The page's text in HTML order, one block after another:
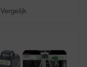
Vergelijk